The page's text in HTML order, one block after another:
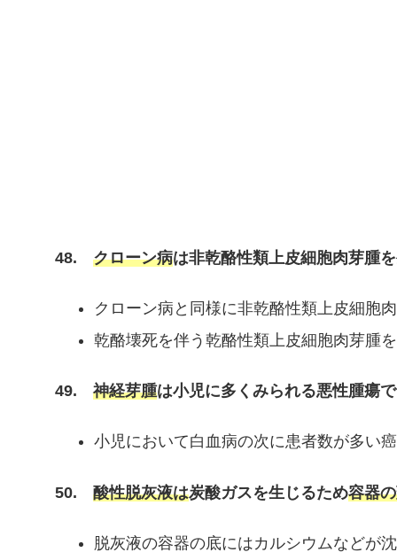
48. クローン病は非乾酪性類上皮細胞肉芽腫
クローン病と同様に非乾酪性類上皮細胞
乾酪壊死を伴う乾酪性類上皮細胞肉芽腫
49. 神経芽腫は小児に多くみられる悪性腫瘍
小児において白血病の次に患者数が多い
50. 酸性脱灰液は炭酸ガスを生じるため容器
脱灰液の容器の底にはカルシウムなどが